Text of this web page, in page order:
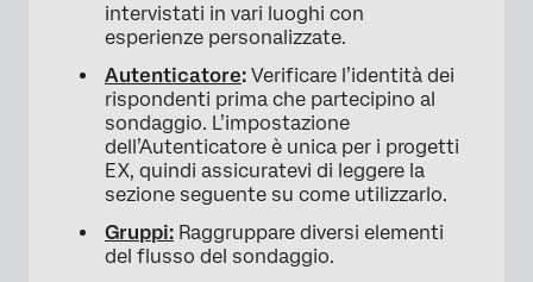
intervistati in vari luoghi con
esperienze personalizzate.
Autenticatore: Verificare l’identità dei
rispondenti prima che partecipino al
sondaggio. L’impostazione
dell’Autenticatore è unica per i progetti
EX, quindi assicuratevi di leggere la
sezione seguente su come utilizzarlo.
Gruppi: Raggruppare diversi elementi
del flusso del sondaggio.